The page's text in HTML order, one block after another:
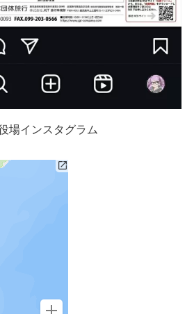
場インスタグラム